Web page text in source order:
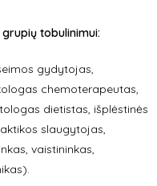
tobulinimui:
gydytojas,
chemoterapeutas,
dietistas, išplėstinės
slaugytojas,
vaistininkas,